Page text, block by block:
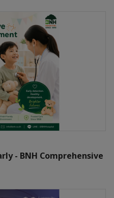
- BNH Comprehensive